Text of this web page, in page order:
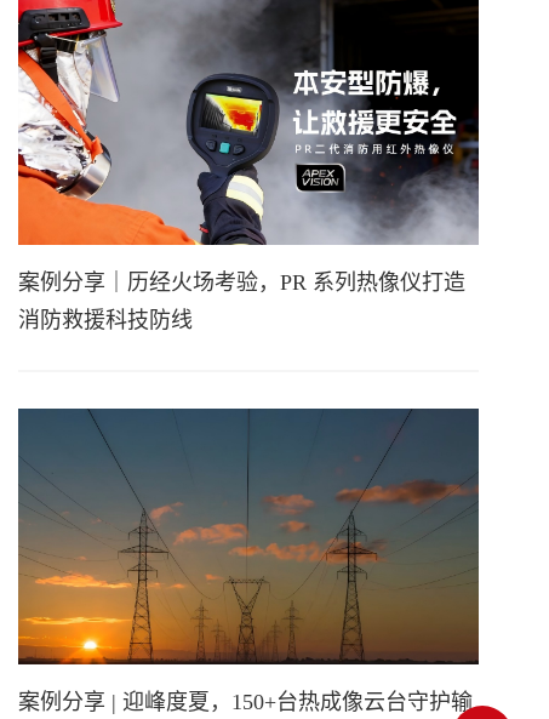
案例分享｜历经火场考验，PR 系列热像仪打造
消防救援科技防线
案例分享 | 迎峰度夏，150+台热成像云台守护输